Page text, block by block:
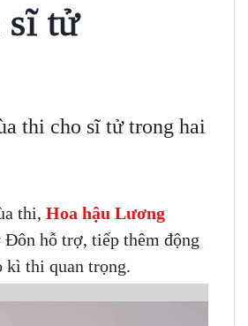
sĩ tử
thi cho sĩ tử trong hai
thi, Hoa hậu Lương
hỗ trợ, tiếp thêm động
kì thi quan trọng.